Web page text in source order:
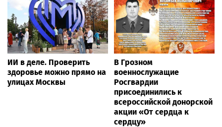
ИИ в деле. Проверить
здоровье можно прямо на
улицах Москвы
В Грозном
военнослужащие
Росгвардии
присоединились к
всероссийской донорской
акции «От сердца к
сердцу»